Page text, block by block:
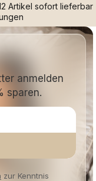
Artikel sofort lieferbar
anmelden
sparen.
zur Kenntnis